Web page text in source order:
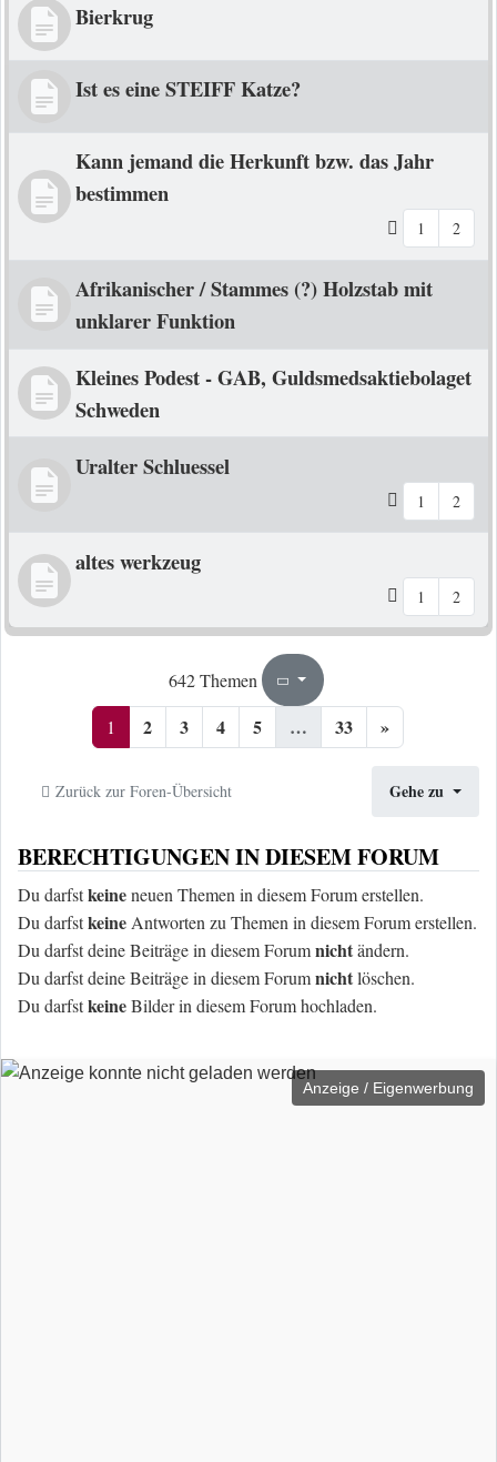
Bierkrug
Ist es eine STEIFF Katze?
Kann jemand die Herkunft bzw. das Jahr
bestimmen
1 2
Afrikanischer / Stammes (?) Holzstab mit
unklarer Funktion
Kleines Podest - GAB, Guldsmedsaktiebolaget
Schweden
Uralter Schluessel
1 2
altes werkzeug
1 2
642 Themen Seite1
1 2 3 4 5 … 33 »
Zurück zur Foren-Übersicht Gehe zu
BERECHTIGUNGEN IN DIESEM FORUM
Du darfstkeineneuen Themen in diesem Forum erstellen.
Du darfstkeine Antworten zu Themen in diesem Forum erstellen.
Du darfst deine Beiträge in diesem Forumnichtändern.
Du darfst deine Beiträge in diesem Forumnichtlöschen.
Du darfstkeineBilder in diesem Forum hochladen.
Anzeige / Eigenwerbung